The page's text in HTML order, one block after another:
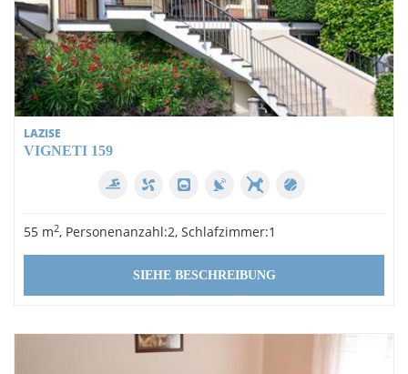
LAZISE
VIGNETI 159
55 m2, Personenanzahl:2, Schlafzimmer:1
SIEHE BESCHREIBUNG